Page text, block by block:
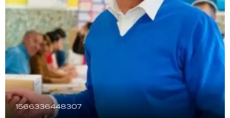
1566336448307
HORÓSCOPO
Seguinos